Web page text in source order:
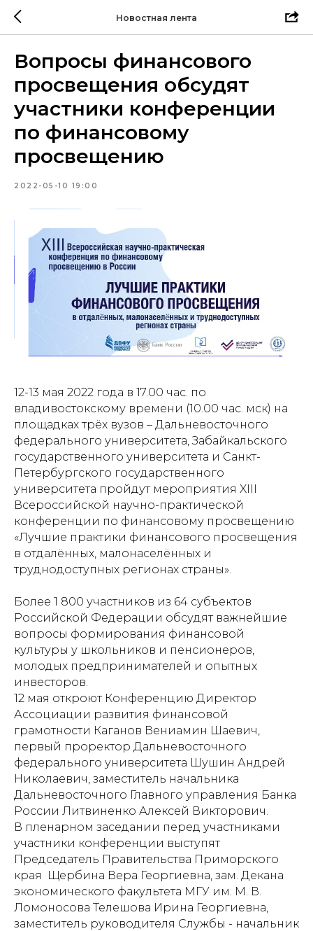
Новостная лента
Вопросы финансового
просвещения обсудят
участники конференции
по финансовому
просвещению
2022-05-10 19:00
12-13 мая 2022 года в 17.00 час. по
владивостокскому времени (10.00 час. мск) на
площадках трёх вузов – Дальневосточного
федерального университета, Забайкальского
государственного университета и Санкт-
Петербургского государственного
университета пройдут мероприятия XIII
Всероссийской научно-практической
конференции по финансовому просвещению
«Лучшие практики финансового просвещения
в отдалённых, малонаселённых и
труднодоступных регионах страны».
Более 1 800 участников из 64 субъектов
Российской Федерации обсудят важнейшие
вопросы формирования финансовой
культуры у школьников и пенсионеров,
молодых предпринимателей и опытных
инвесторов.
12 мая откроют Конференцию Директор
Ассоциации развития финансовой
грамотности Каганов Вениамин Шаевич,
первый проректор Дальневосточного
федерального университета Шушин Андрей
Николаевич, заместитель начальника
Дальневосточного Главного управления Банка
России Литвиненко Алексей Викторович.
В пленарном заседании перед участниками
участники конференции выступят
Председатель Правительства Приморского
края Щербина Вера Георгиевна, зам. Декана
экономического факультета МГУ им. М. В.
Ломоносова Телешова Ирина Георгиевна,
заместитель руководителя Службы - начальник